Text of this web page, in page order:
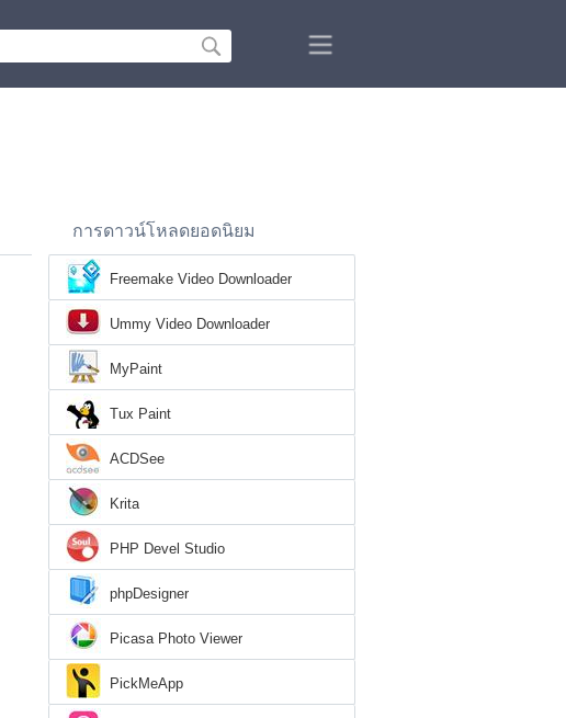
การดาวน์โหลดยอดนิยม
Freemake Video Downloader
Ummy Video Downloader
MyPaint
Tux Paint
ACDSee
Krita
PHP Devel Studio
phpDesigner
Picasa Photo Viewer
PickMeApp